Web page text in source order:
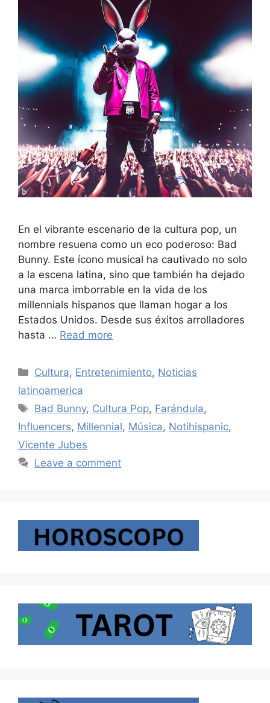
En el vibrante escenario de la cultura pop, un
nombre resuena como un eco poderoso: Bad
Bunny. Este ícono musical ha cautivado no solo
a la escena latina, sino que también ha dejado
una marca imborrable en la vida de los
millennials hispanos que llaman hogar a los
Estados Unidos. Desde sus éxitos arrolladores
hasta … Read more
Categories
Cultura, Entretenimiento, Noticias
latinoamerica
Tags
Bad Bunny, Cultura Pop, Farándula,
Influencers, Millennial, Música, Notihispanic,
Vicente Jubes
Leave a comment